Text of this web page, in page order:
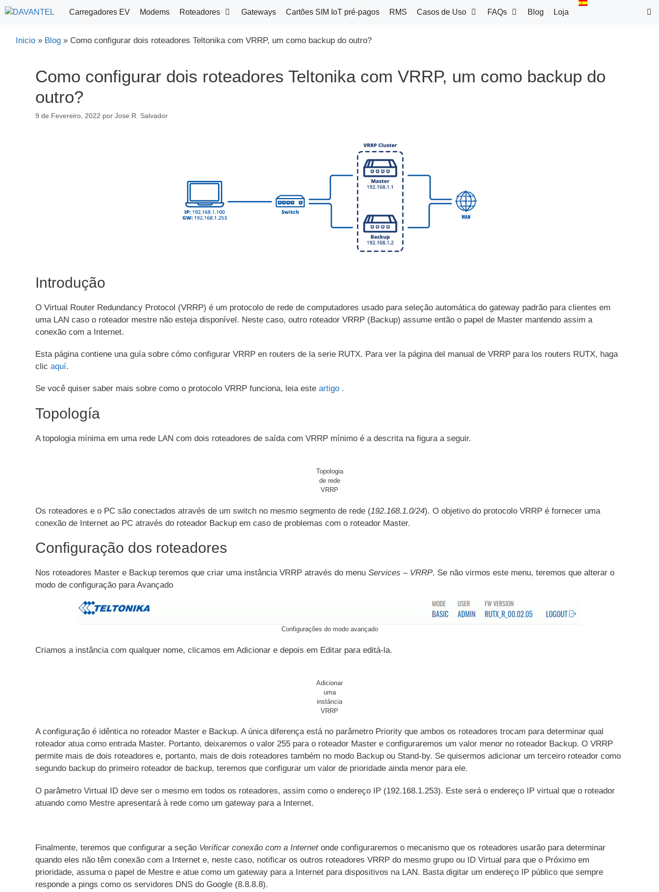
Saltar
para
conteúdo
Carregadores EV Modems Roteadores Gateways Cartões SIM IoT pré-pagos RMS Casos de Uso FAQs Blog Loja
Inicio » Blog » Como configurar dois roteadores Teltonika com VRRP, um como backup do outro?
Como configurar dois roteadores Teltonika com VRRP, um como backup do
outro?
9 de Fevereiro, 2022 por Jose R. Salvador
Introdução
O Virtual Router Redundancy Protocol (VRRP) é um protocolo de rede de computadores usado para seleção automática do gateway padrão para clientes em
uma LAN caso o roteador mestre não esteja disponível. Neste caso, outro roteador VRRP (Backup) assume então o papel de Master mantendo assim a
conexão com a Internet.
Esta página contiene una guía sobre cómo configurar VRRP en routers de la serie RUTX. Para ver la página del manual de VRRP para los routers RUTX, haga
clic aquí.
Se você quiser saber mais sobre como o protocolo VRRP funciona, leia este artigo .
Topología
A topologia mínima em uma rede LAN com dois roteadores de saída com VRRP mínimo é a descrita na figura a seguir.
Topologia
de rede
VRRP
Os roteadores e o PC são conectados através de um switch no mesmo segmento de rede (192.168.1.0/24). O objetivo do protocolo VRRP é fornecer uma
conexão de Internet ao PC através do roteador Backup em caso de problemas com o roteador Master.
Configuração dos roteadores
Nos roteadores Master e Backup teremos que criar uma instância VRRP através do menu Services – VRRP. Se não virmos este menu, teremos que alterar o
modo de configuração para Avançado
Configurações do modo avançado
Criamos a instância com qualquer nome, clicamos em Adicionar e depois em Editar para editá-la.
Adicionar
uma
instância
VRRP
A configuração é idêntica no roteador Master e Backup. A única diferença está no parâmetro Priority que ambos os roteadores trocam para determinar qual
roteador atua como entrada Master. Portanto, deixaremos o valor 255 para o roteador Master e configuraremos um valor menor no roteador Backup. O VRRP
permite mais de dois roteadores e, portanto, mais de dois roteadores também no modo Backup ou Stand-by. Se quisermos adicionar um terceiro roteador como
segundo backup do primeiro roteador de backup, teremos que configurar um valor de prioridade ainda menor para ele.
O parâmetro Virtual ID deve ser o mesmo em todos os roteadores, assim como o endereço IP (192.168.1.253). Este será o endereço IP virtual que o roteador
atuando como Mestre apresentará à rede como um gateway para a Internet.
Finalmente, teremos que configurar a seção Verificar conexão com a Internetonde configuraremos o mecanismo que os roteadores usarão para determinar
quando eles não têm conexão com a Internet e, neste caso, notificar os outros roteadores VRRP do mesmo grupo ou ID Virtual para que o Próximo em
prioridade, assuma o papel de Mestre e atue como um gateway para a Internet para dispositivos na LAN. Basta digitar um endereço IP público que sempre
responde a pings como os servidores DNS do Google (8.8.8.8).